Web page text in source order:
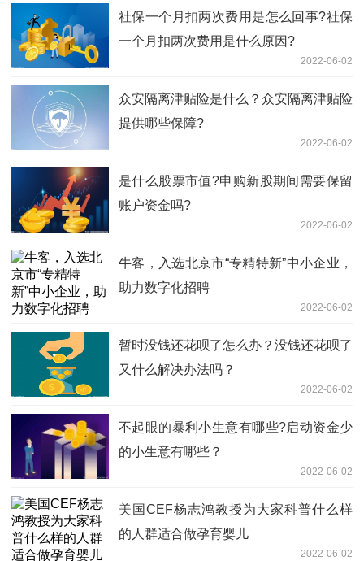
社保一个月扣两次费用是怎么回事?社保
一个月扣两次费用是什么原因?
2022-06-02
​众安隔离津贴险是什么？众安隔离津贴险
提供哪些保障?
2022-06-02
是什么股票市值?申购新股期间需要保留
账户资金吗?
2022-06-02
牛客，入选北京市“专精特新”中小企业，
助力数字化招聘
2022-06-02
暂时没钱还花呗了怎么办？没钱还花呗了
又什么解决办法吗？
2022-06-02
不起眼的暴利小生意有哪些?启动资金少
的小生意有哪些？
2022-06-02
美国CEF杨志鸿教授为大家科普什么样
的人群适合做孕育婴儿
2022-06-02